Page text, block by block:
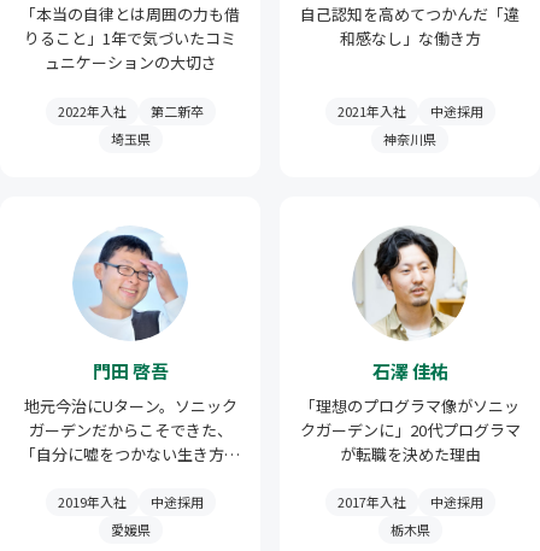
「本当の自律とは周囲の力も借
りること」1年で気づいたコミ
ュニケーションの大切さ
2022年入社
第二新卒
埼玉県
自己認知を高めてつかんだ「違
和感なし」な働き方
2021年入社
中途採用
神奈川県
門田 啓吾
地元今治にUターン。ソニック
ガーデンだからこそできた、
「自分に嘘をつかない生き方」
2019年入社
中途採用
愛媛県
石澤 佳祐
「理想のプログラマ像がソニッ
クガーデンに」20代プログラマ
が転職を決めた理由
2017年入社
中途採用
栃木県